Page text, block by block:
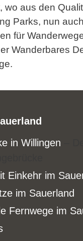
wo aus den
Parks, nun
für
Wanderbares
in Willingen
Einkehr im
im Sauerland
Fernwege im